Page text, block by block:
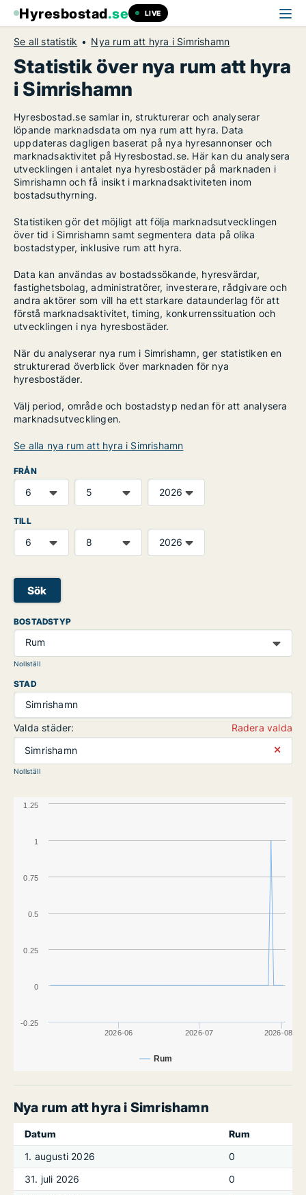
Hyresbostad.se LIVE
Se all statistik Nya rum att hyra i Simrishamn
Statistik över nya rum att hyra
i Simrishamn
Hyresbostad.se samlar in, strukturerar och analyserar
löpande marknadsdata om nya rum att hyra. Data
uppdateras dagligen baserat på nya hyresannonser och
marknadsaktivitet på Hyresbostad.se. Här kan du analysera
utvecklingen i antalet nya hyresbostäder på marknaden i
Simrishamn och få insikt i marknadsaktiviteten inom
bostadsuthyrning.
Statistiken gör det möjligt att följa marknadsutvecklingen
över tid i Simrishamn samt segmentera data på olika
bostadstyper, inklusive rum att hyra.
Data kan användas av bostadssökande, hyresvärdar,
fastighetsbolag, administratörer, investerare, rådgivare och
andra aktörer som vill ha ett starkare dataunderlag för att
förstå marknadsaktivitet, timing, konkurrenssituation och
utvecklingen i nya hyresbostäder.
När du analyserar nya rum i Simrishamn, ger statistiken en
strukturerad överblick över marknaden för nya
hyresbostäder.
Välj period, område och bostadstyp nedan för att analysera
marknadsutvecklingen.
Se alla nya rum att hyra i Simrishamn
FRÅN
TILL
Sök
BOSTADSTYP
Rum
Nollställ
STAD
Simrishamn
Valda städer:
Radera valda
Simrishamn
⨯
Nollställ
Rum
2026-06 2026-07 2026-08
0
1
-0.25
0.25
0.5
0.75
1.25
Nya rum att hyra i Simrishamn
Datum
Rum
1. augusti 2026
0
31. juli 2026
0